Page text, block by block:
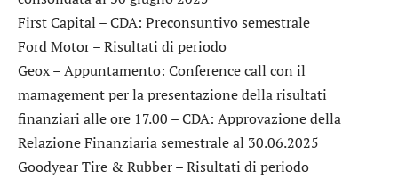
First Capital – CDA: Preconsuntivo semestrale
Ford Motor– Risultati di periodo
Geox– Appuntamento: Conference call con il
mamagement per la presentazione della risultati
finanziari alle ore 17.00 – CDA: Approvazione della
Relazione Finanziaria semestrale al 30.06.2025
Goodyear Tire & Rubber– Risultati di periodo